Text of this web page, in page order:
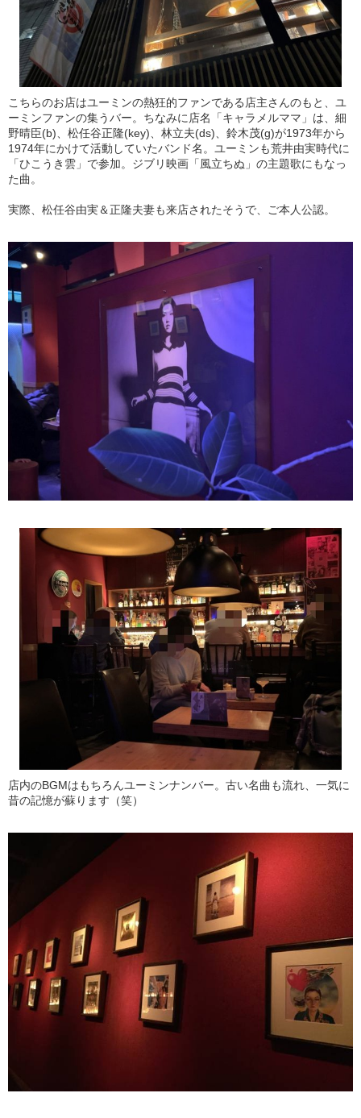
こちらのお店はユーミンの熱狂的ファンである店主さんのもと、ユ
ーミンファンの集うバー。ちなみに店名「キャラメルママ」は、細
野晴臣(b)、松任谷正隆(key)、林立夫(ds)、鈴木茂(g)が1973年から
1974年にかけて活動していたバンド名。ユーミンも荒井由実時代に
「ひこうき雲」で参加。ジブリ映画「風立ちぬ」の主題歌にもなっ
た曲。
実際、松任谷由実＆正隆夫妻も来店されたそうで、ご本人公認。
店内のBGMはもちろんユーミンナンバー。古い名曲も流れ、一気に
昔の記憶が蘇ります（笑）